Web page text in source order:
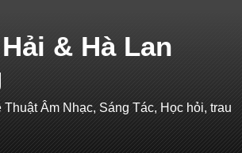
& Hà Lan
Âm Nhạc, Sáng Tác, Học hỏi, trau